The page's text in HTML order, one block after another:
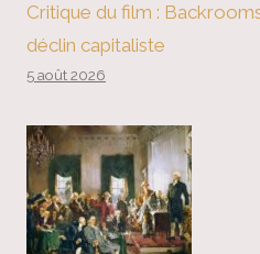
Critique du film :
déclin capitaliste
5 août 2026